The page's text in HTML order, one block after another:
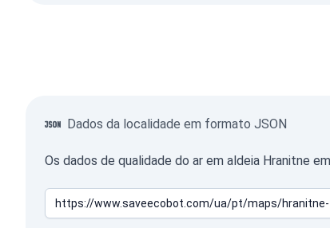
Dados da localidade em formato JSON
Os dados de qualidade do ar em aldeia Hranitne